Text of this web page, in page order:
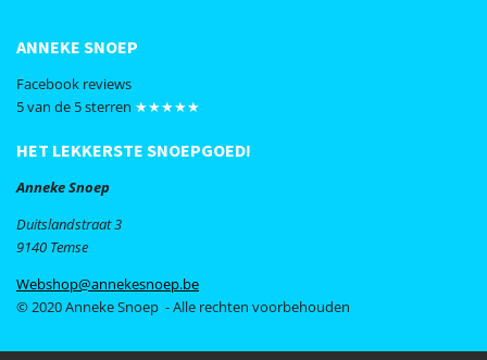
ANNEKE SNOEP
Facebook reviews
5 van de 5 sterren ★★★★★
HET LEKKERSTE SNOEPGOED!
Anneke Snoep
Duitslandstraat 3
9140 Temse
Webshop@annekesnoep.be
© 2020 Anneke Snoep - Alle rechten voorbehouden